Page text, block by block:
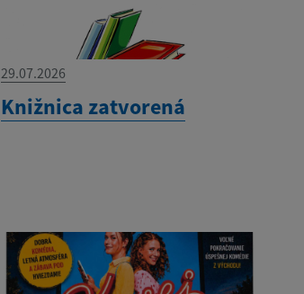
29.07.2026
Knižnica zatvorená